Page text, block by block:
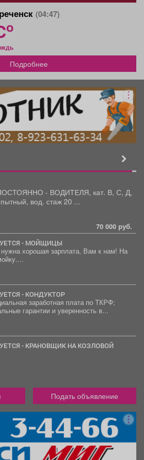
(04:47)
o
Подробнее
- ВОДИТЕЛЯ, кат. В, С, Д,
вод. стаж 20 ...
70 000 руб.
- МОЙЩИЦЫ
хорошая зарплата, Вам к нам! На
- КОНДУКТОР
заработная плата по ТКРФ;
гарантии и уверенность в...
- КРАНОВЩИК НА КОЗЛОВОЙ
Подать объявление